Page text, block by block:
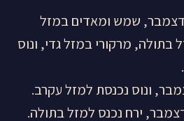
ראשון, 3 בדצמבר, שמש ומאדים במזל
בתולה, מרקורי במזל גדי, ונוס